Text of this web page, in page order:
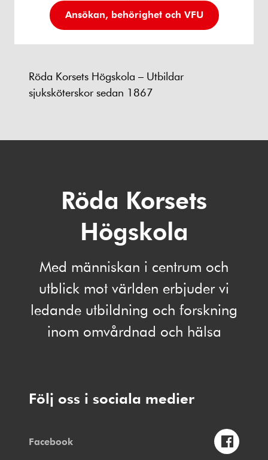
Ansökan, behörighet och VFU
Röda Korsets Högskola – Utbildar
sjuksköterskor sedan 1867
Röda Korsets
Högskola
Med människan i centrum och
utblick mot världen erbjuder vi
ledande utbildning och forskning
inom omvårdnad och hälsa
Följ oss i sociala medier
Facebook